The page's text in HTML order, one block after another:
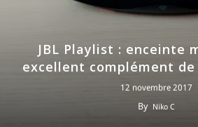
JBL Playlist : enceinte
excellent complément de
12 novembre 2017
By Niko C